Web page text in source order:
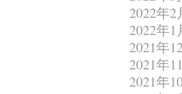
2022年2
2022年1
2021年
2021年
2021年